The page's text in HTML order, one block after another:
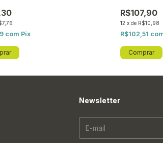
com Pix
R$107,90
12 x de R$10,98
R$102,51
Newsletter